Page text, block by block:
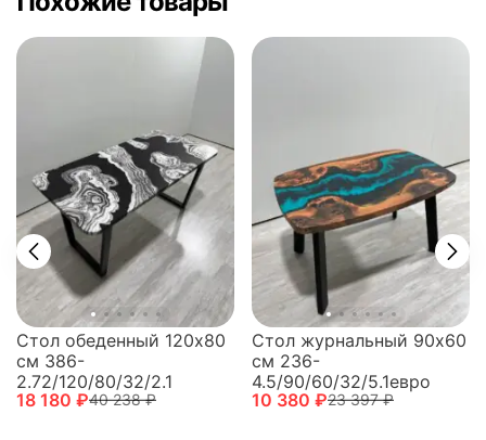
Стол обеденный 120х80
см 386-
2.72/120/80/32/2.1
18 180 ₽40 238 ₽
Стол журнальный 90х60
см 236-
4.5/90/60/32/5.1евро
10 380 ₽23 397 ₽